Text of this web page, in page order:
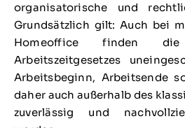
organisatorische und
Grundsätzlich gilt: Auch bei
Homeoffice finden
Arbeitszeitgesetzes
Arbeitsbeginn, Arbeitsende
daher auch außerhalb des
zuverlässig und